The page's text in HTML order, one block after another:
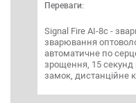
Переваги:
Signal Fire AI-8c -
зварювання
автоматичне по
зрощення, 15 секунд
замок, дистанційне